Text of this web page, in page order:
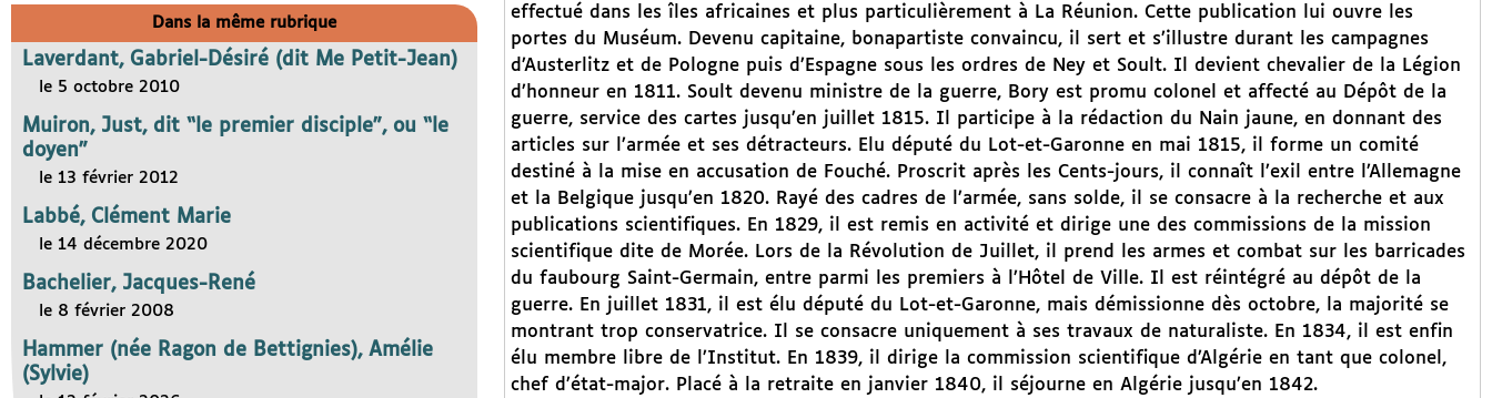
effectué dans les îles africaines et plus particulièrement à La Réunion. Cette publication lui ouvre les
portes du Muséum. Devenu capitaine, bonapartiste convaincu, il sert et s’illustre durant les campagnes
d’Austerlitz et de Pologne puis d’Espagne sous les ordres de Ney et Soult. Il devient chevalier de la Légion
d’honneur en 1811. Soult devenu ministre de la guerre, Bory est promu colonel et affecté au Dépôt de la
guerre, service des cartes jusqu’en juillet 1815. Il participe à la rédaction du Nain jaune, en donnant des
articles sur l’armée et ses détracteurs. Elu député du Lot-et-Garonne en mai 1815, il forme un comité
destiné à la mise en accusation de Fouché. Proscrit après les Cents-jours, il connaît l’exil entre l’Allemagne
et la Belgique jusqu’en 1820. Rayé des cadres de l’armée, sans solde, il se consacre à la recherche et aux
publications scientifiques. En 1829, il est remis en activité et dirige une des commissions de la mission
scientifique dite de Morée. Lors de la Révolution de Juillet, il prend les armes et combat sur les barricades
du faubourg Saint-Germain, entre parmi les premiers à l’Hôtel de Ville. Il est réintégré au dépôt de la
guerre. En juillet 1831, il est élu député du Lot-et-Garonne, mais démissionne dès octobre, la majorité se
montrant trop conservatrice. Il se consacre uniquement à ses travaux de naturaliste. En 1834, il est enfin
élu membre libre de l’Institut. En 1839, il dirige la commission scientifique d’Algérie en tant que colonel,
chef d’état-major. Placé à la retraite en janvier 1840, il séjourne en Algérie jusqu’en 1842.
Dans la même rubrique
Laverdant, Gabriel-Désiré (dit Me Petit-Jean)
le 5 octobre 2010
Muiron, Just, dit “le premier disciple”, ou “le
doyen”
le 13 février 2012
Labbé, Clément Marie
le 14 décembre 2020
Bachelier, Jacques-René
le 8 février 2008
Hammer (née Ragon de Bettignies), Amélie
(Sylvie)